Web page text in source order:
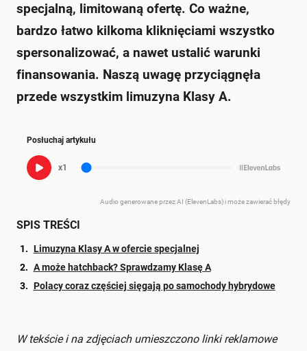
specjalną, limitowaną ofertę. Co ważne,
bardzo łatwo kilkoma kliknięciami wszystko
spersonalizować, a nawet ustalić warunki
finansowania. Naszą uwagę przyciągnęła
przede wszystkim limuzyna Klasy A.
Posłuchaj artykułu
x1
Audio generowane przez AI (ElevenLabs) i może zawierać błędy
SPIS TREŚCI
Limuzyna Klasy A w ofercie specjalnej
A może hatchback? Sprawdzamy Klasę A
Polacy coraz częściej sięgają po samochody hybrydowe
W tekście i na zdjęciach umieszczono linki reklamowe